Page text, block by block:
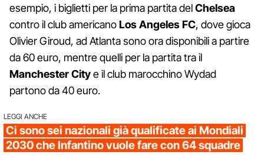
esempio, i biglietti per la prima partita delChelsea
contro il club americanoLos Angeles FC, dove gioca
Olivier Giroud, ad Atlanta sono ora disponibili a partire
da 60 euro, mentre quelli per la partita tra il
Manchester Citye il club marocchino Wydad
partono da 40 euro.
LEGGI ANCHE
Ci sono sei nazionali già qualificate ai Mondiali
2030 che Infantino vuole fare con 64 squadre